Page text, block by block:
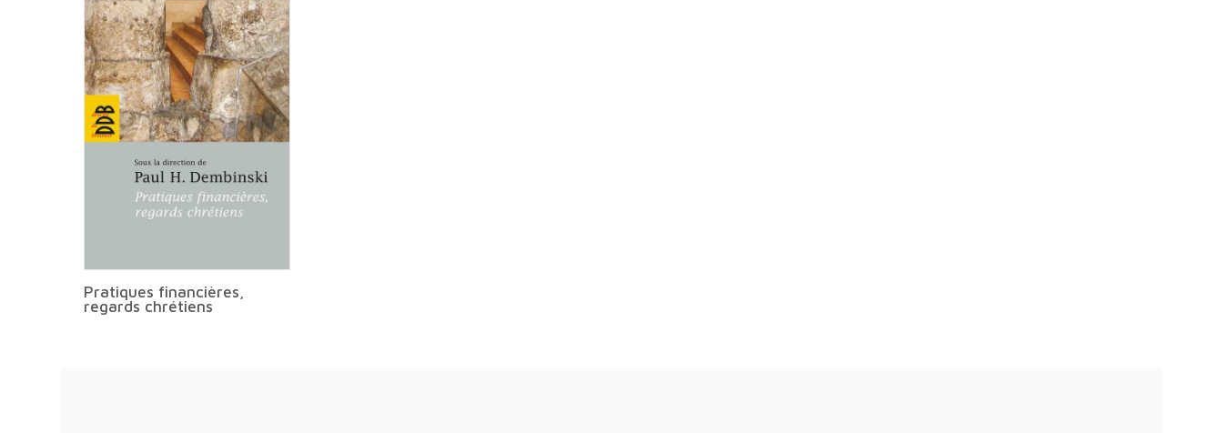
Pratiques financières,
regards chrétiens